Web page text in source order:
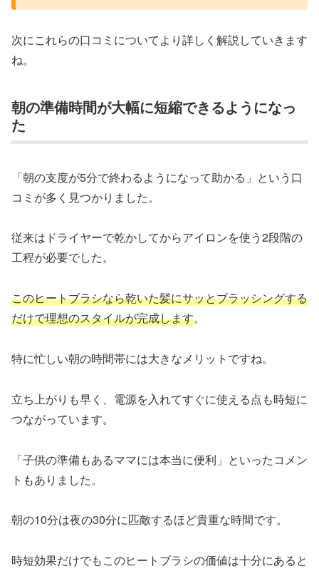
次にこれらの口コミについてより詳しく解説していきます
ね。
朝の準備時間が大幅に短縮できるようになっ
た
「朝の支度が5分で終わるようになって助かる」という口
コミが多く見つかりました。
従来はドライヤーで乾かしてからアイロンを使う2段階の
工程が必要でした。
このヒートブラシなら乾いた髪にサッとブラッシングする
だけで理想のスタイルが完成します。
特に忙しい朝の時間帯には大きなメリットですね。
立ち上がりも早く、電源を入れてすぐに使える点も時短に
つながっています。
「子供の準備もあるママには本当に便利」といったコメン
トもありました。
朝の10分は夜の30分に匹敵するほど貴重な時間です。
時短効果だけでもこのヒートブラシの価値は十分にあると